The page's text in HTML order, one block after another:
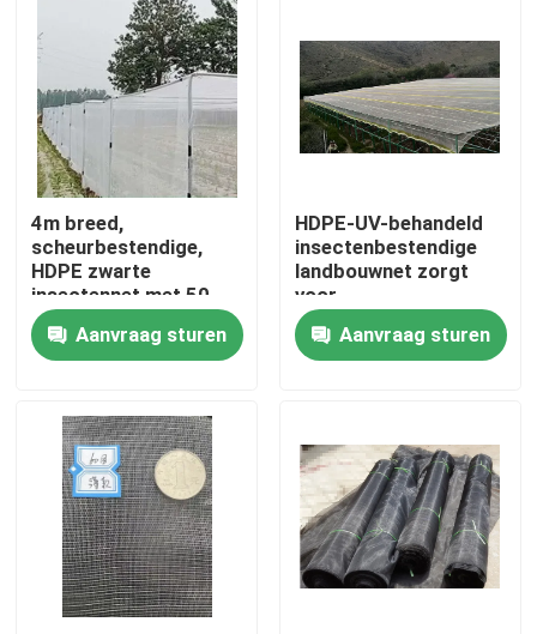
Producten
Over ons
Kwaliteitscontrole
Contacteer ons
Vraag een offerte aan
Magnetisch gaasdeurengordijn
Venster Fly Screen
PE Netto Schaduw
4m breed,
scheurbestendige,
HDPE zwarte
insectennet met 50
mesh
Aanvraag sturen
HDPE-UV-behandeld
insectenbestendige
landbouwnet zorgt
voor
traanbestendigheid
Aanvraag sturen